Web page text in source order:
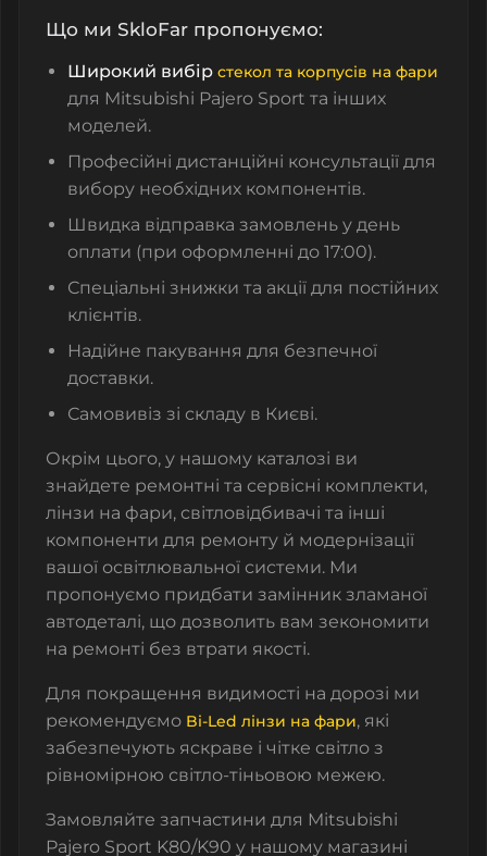
Що ми SkloFar пропонуємо:
Широкий вибір стекол та корпусів на фари
для Mitsubishi Pajero Sport та інших
моделей.
Професійні дистанційні консультації для
вибору необхідних компонентів.
Швидка відправка замовлень у день
оплати (при оформленні до 17:00).
Спеціальні знижки та акції для постійних
клієнтів.
Надійне пакування для безпечної
доставки.
Самовивіз зі складу в Києві.
Окрім цього, у нашому каталозі ви
знайдете ремонтні та сервісні комплекти,
лінзи на фари, світловідбивачі та інші
компоненти для ремонту й модернізації
вашої освітлювальної системи. Ми
пропонуємо придбати замінник зламаної
автодеталі, що дозволить вам зекономити
на ремонті без втрати якості.
Для покращення видимості на дорозі ми
рекомендуємо Bi-Led лінзи на фари, які
забезпечують яскраве і чітке світло з
рівномірною світло-тіньовою межею.
Замовляйте запчастини для Mitsubishi
Pajero Sport K80/K90 у нашому магазині